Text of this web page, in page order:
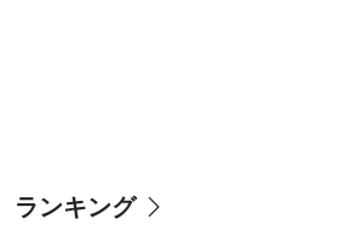
ランキング